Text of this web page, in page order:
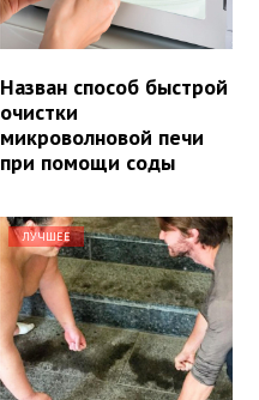
Назван способ быстрой
очистки
микроволновой печи
при помощи соды
ЛУЧШЕЕ